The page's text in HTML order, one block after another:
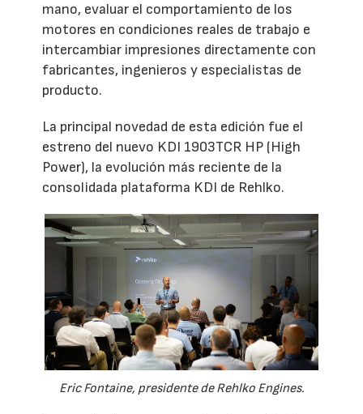
mano, evaluar el comportamiento de los
motores en condiciones reales de trabajo e
intercambiar impresiones directamente con
fabricantes, ingenieros y especialistas de
producto.
La principal novedad de esta edición fue el
estreno del nuevo KDI 1903TCR HP (High
Power), la evolución más reciente de la
consolidada plataforma KDI de Rehlko.
Eric Fontaine, presidente de Rehlko Engines.